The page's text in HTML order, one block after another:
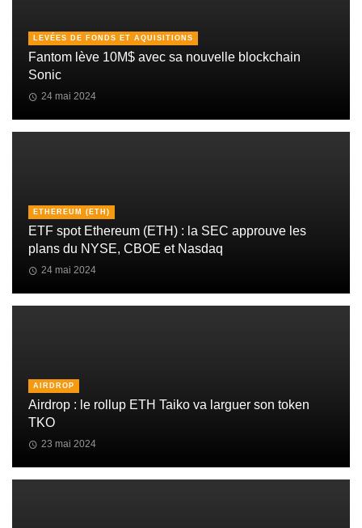
LEVÉES DE FONDS ET AQUISITIONS
Fantom lève 10M$ avec sa nouvelle blockchain
Sonic
24 mai 2024
ETHEREUM (ETH)
ETF spot Ethereum (ETH) : la SEC approuve les
plans du NYSE, CBOE et Nasdaq
24 mai 2024
AIRDROP
Airdrop : le rollup ETH Taiko va larguer son token
TKO
23 mai 2024